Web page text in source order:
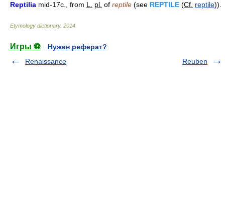
Reptilia mid-17c., from L. pl. of reptile (see REPTILE (Cf. reptile)).
Etymology dictionary. 2014
Игры ⚽
Нужен реферат?
Renaissance
Reuben